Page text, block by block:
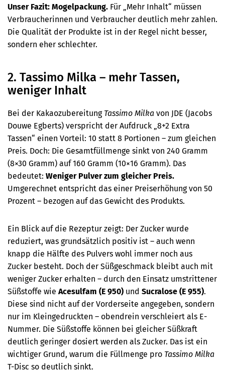
Unser Fazit: Mogelpackung. Für „Mehr Inhalt“ müssen
Verbraucherinnen und Verbraucher deutlich mehr zahlen.
Die Qualität der Produkte ist in der Regel nicht besser,
sondern eher schlechter.
2. Tassimo Milka – mehr Tassen,
weniger Inhalt
Bei der Kakaozubereitung Tassimo Milka von JDE (Jacobs
Douwe Egberts) verspricht der Aufdruck „8+2 Extra
Tassen“ einen Vorteil: 10 statt 8 Portionen – zum gleichen
Preis. Doch: Die Gesamtfüllmenge sinkt von 240 Gramm
(8×30 Gramm) auf 160 Gramm (10×16 Gramm). Das
bedeutet: Weniger Pulver zum gleicher Preis.
Umgerechnet entspricht das einer Preiserhöhung von 50
Prozent – bezogen auf das Gewicht des Produkts.
Ein Blick auf die Rezeptur zeigt: Der Zucker wurde
reduziert, was grundsätzlich positiv ist – auch wenn
knapp die Hälfte des Pulvers wohl immer noch aus
Zucker besteht. Doch der Süßgeschmack bleibt auch mit
weniger Zucker erhalten – durch den Einsatz umstrittener
Süßstoffe wie Acesulfam (E 950) und Sucralose (E 955).
Diese sind nicht auf der Vorderseite angegeben, sondern
nur im Kleingedruckten – obendrein verschleiert als E-
Nummer. Die Süßstoffe können bei gleicher Süßkraft
deutlich geringer dosiert werden als Zucker. Das ist ein
wichtiger Grund, warum die Füllmenge pro Tassimo Milka
T-Disc so deutlich sinkt.